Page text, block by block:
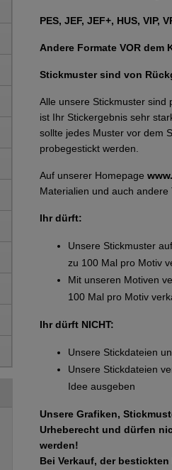
PES, JEF, JEF+, HUS, VIP,
Andere Formate VOR dem
Stickmuster sind von
Alle unsere Stickmuster
ist Ihr Stickergebnis sehr
sollte jedes Muster vor dem
probegestickt werden.
Auf unserer Homepage
Materialien und auch andere
Ihr dürft:
Unsere Stickmuster
zu 100 Mal pro Motiv
Mit unseren Motiven
100 Mal pro Motiv
Ihr dürft NICHT:
Unsere Stickdateien
Unsere Stickdateien
Idee ausgeben
Unsere Grafiken,
Urheberecht und dürfen
werden!
Bei Verkauf, der